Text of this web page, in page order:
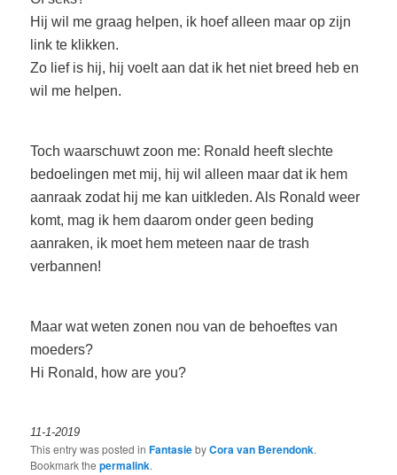
Hij wil me graag helpen, ik hoef alleen maar op zijn
link te klikken.
Zo lief is hij, hij voelt aan dat ik het niet breed heb en
wil me helpen.
Toch waarschuwt zoon me: Ronald heeft slechte
bedoelingen met mij, hij wil alleen maar dat ik hem
aanraak zodat hij me kan uitkleden. Als Ronald weer
komt, mag ik hem daarom onder geen beding
aanraken, ik moet hem meteen naar de trash
verbannen!
Maar wat weten zonen nou van de behoeftes van
moeders?
Hi Ronald, how are you?
11-1-2019
This entry was posted inFantasiebyCora van Berendonk.
Bookmark thepermalink.